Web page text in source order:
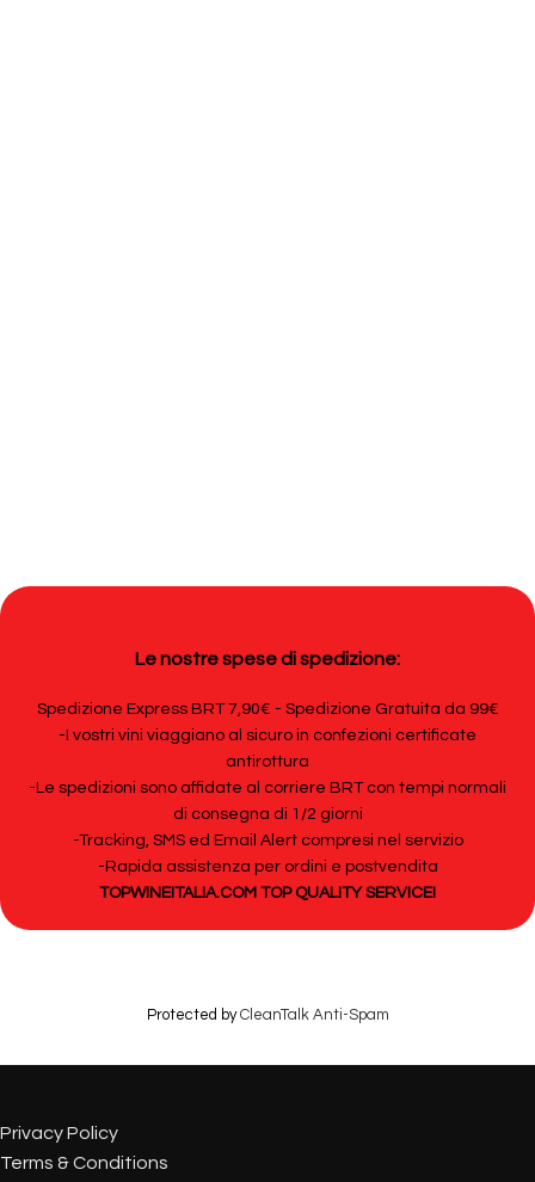
Le nostre spese di spedizione:
Spedizione Express BRT 7,90€ - Spedizione Gratuita da 99€
-I vostri vini viaggiano al sicuro in confezioni certificate
antirottura
-Le spedizioni sono affidate al corriere BRT con tempi normali
di consegna di 1/2 giorni
-Tracking, SMS ed Email Alert compresi nel servizio
-Rapida assistenza per ordini e postvendita
TOPWINEITALIA.COM TOP QUALITY SERVICE!
Protected byCleanTalk Anti-Spam
Privacy Policy
Terms & Conditions